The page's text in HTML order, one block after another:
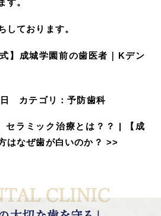
す。
しております。
】成城学園前の歯医者｜Kデン
カテゴリ：予防歯科
セラミック治療とは？？
【成
はなぜ歯が白いのか？>>
CLINIC